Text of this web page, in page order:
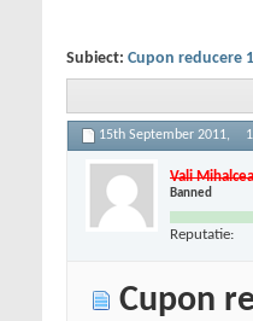
Subiect: Cupon reducere
15th September 2011,
Vali Mihalcea
Banned
Reputatie:
Cupon